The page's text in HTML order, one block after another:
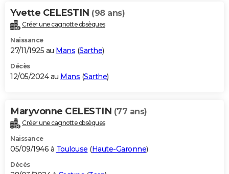
Yvette CELESTIN (98 ans)
Créer une cagnotte obsèques
Naissance
27/11/1925 au Mans (Sarthe)
Décès
12/05/2024 au Mans (Sarthe)
Maryvonne CELESTIN (77 ans)
Créer une cagnotte obsèques
Naissance
05/09/1946 à Toulouse (Haute-Garonne)
Décès